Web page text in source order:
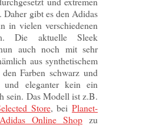
gibt es den Adidas
in vielen verschiedenen
Die aktuelle Sleek
auch noch mit sehr
aus synthetischem
Farben schwarz und
und eleganter kein ein
sein. Das Modell ist z.B.
Store, beiPlanet-
Adidas Online Shop zu